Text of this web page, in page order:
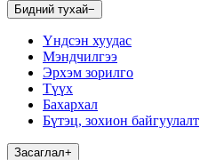
Бидний тухай−
Үндсэн хуудас
Мэндчилгээ
Эрхэм зорилго
Түүх
Бахархал
Бүтэц, зохион байгуулалт
Засаглал+